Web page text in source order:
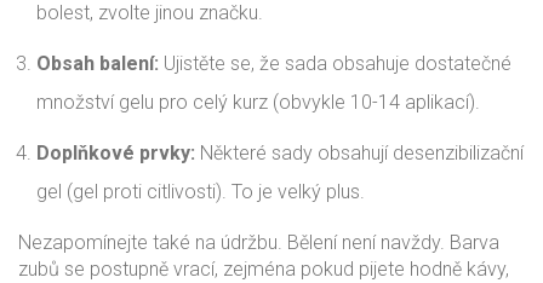
bolest, zvolte jinou značku.
Obsah balení: Ujistěte se, že sada obsahuje dostatečné
množství gelu pro celý kurz (obvykle 10-14 aplikací).
Doplňkové prvky: Některé sady obsahují desenzibilizační
gel (gel proti citlivosti). To je velký plus.
Nezapomínejte také na údržbu. Bělení není navždy. Barva
zubů se postupně vrací, zejména pokud pijete hodně kávy,